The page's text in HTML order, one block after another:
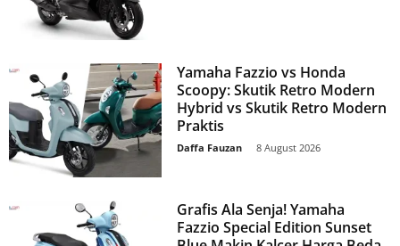
Yamaha Fazzio vs Honda
Scoopy: Skutik Retro Modern
Hybrid vs Skutik Retro Modern
Praktis
Daffa Fauzan 8 August 2026
Grafis Ala Senja! Yamaha
Fazzio Special Edition Sunset